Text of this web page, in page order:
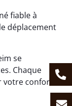
fiable à
déplacement
se
Chaque
votre confort